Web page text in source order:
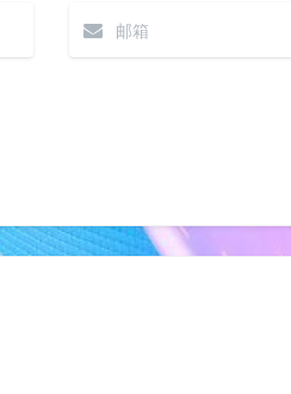
|´・ω・)ノ ヾ(≧∇≦*)ゝ